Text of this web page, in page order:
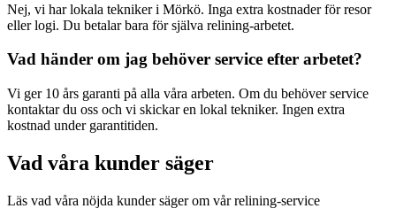
Nej, vi har lokala tekniker i Mörkö. Inga extra kostnader för resor
eller logi. Du betalar bara för själva relining-arbetet.
Vad händer om jag behöver service efter arbetet?
Vi ger 10 års garanti på alla våra arbeten. Om du behöver service
kontaktar du oss och vi skickar en lokal tekniker. Ingen extra
kostnad under garantitiden.
Vad våra kunder säger
Läs vad våra nöjda kunder säger om vår relining-service